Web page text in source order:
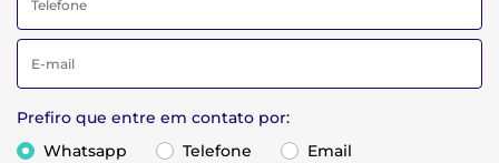
Prefiro que entre em contato por:
Whatsapp
Telefone Email